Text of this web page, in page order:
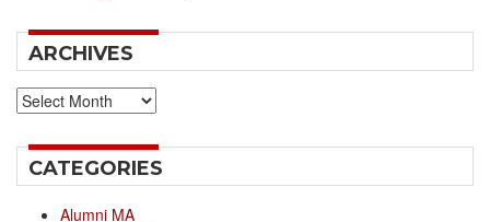
ARCHIVES
Archives
CATEGORIES
Alumni MA